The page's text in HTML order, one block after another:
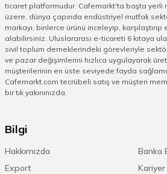
ticaret platformudur. Cafemarkt'ta başta yerli
üzere, dünya çapında endüstriyel mutfak
markayı, binlerce ürünü inceleyip,
alabilirsiniz. Uluslararası e-ticareti 6 kıtaya
sivil toplum derneklerindeki görevleriyle
ve pazar değişimlerini hızlıca uygulayarak
müşterilerinin en üste seviyede fayda
Cafemarkt.com tecrübeli satış ve müşteri
bir tık yakınınızda.
Bilgi
Hakkımızda
Banka
Export
Kariyer